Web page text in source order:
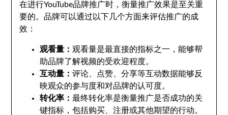
在进行YouTube品牌推广时，衡量推广效果是至关重
要的。品牌可以通过以下几个方面来评估推广的成
效：
观看量： 观看量是最直接的指标之一，能够帮
助品牌了解视频的受欢迎程度。
互动量：评论、点赞、分享等互动数据能够反
映观众的参与度和对品牌的认可度。
转化率：最终转化率是衡量推广是否成功的关
键指标，包括购买、注册或其他期望的行动。